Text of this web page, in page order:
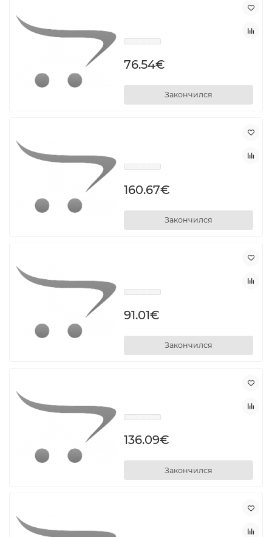
76.54€
Закончился
160.67€
Закончился
91.01€
Закончился
136.09€
Закончился